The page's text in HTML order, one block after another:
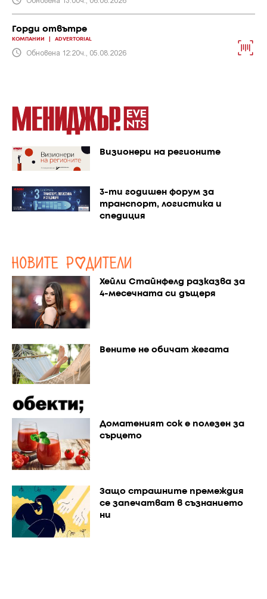
Горди отвътре
КОМПАНИИ ADVERTORIAL
Обновена 12:20ч., 05.08.2026
Визионери на регионите
3-ти годишен форум за
транспорт, логистика и
спедиция
Хейли Стайнфелд разказва за
4-месечната си дъщеря
Вените не обичат жегата
Доматеният сок е полезен за
сърцето
Защо страшните премеждия
се запечатват в съзнанието
ни